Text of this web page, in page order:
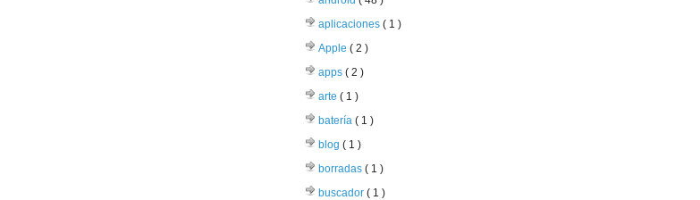
aplicaciones ( 1 )
Apple ( 2 )
apps ( 2 )
arte ( 1 )
batería ( 1 )
blog ( 1 )
borradas ( 1 )
buscador ( 1 )